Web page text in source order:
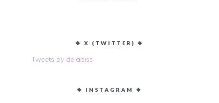
❖ X (TWITTER) ❖
Tweets by deiabiss
❖ INSTAGRAM ❖